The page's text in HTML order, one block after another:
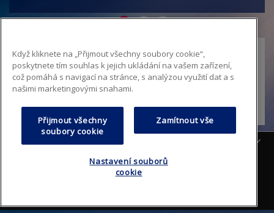
Mapa stránek
Zásady ochrany osobních údajů
Když kliknete na „Přijmout všechny soubory cookie“,
poskytnete tím souhlas k jejich ukládání na vašem zařízení,
což pomáhá s navigací na stránce, s analýzou využití dat a s
našimi marketingovými snahami.
Přijmout všechny
soubory cookie
Zamítnout vše
Nastavení souborů
cookie